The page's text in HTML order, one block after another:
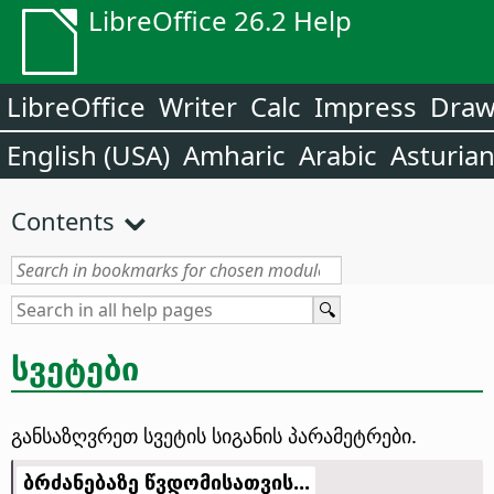
LibreOffice 26.2 Help
LibreOffice Writer Calc Impress
English (USA) Amharic Arabic Asturian
Contents
სვეტები
განსაზღვრეთ სვეტის სიგანის პარამეტრები.
ბრძანებაზე წვდომისათვის...